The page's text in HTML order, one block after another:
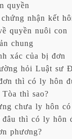
quyền
nhận kết
quyền nuôi con
chung
xác của bị đơn
hỏi Luật sư
thì có ly hôn
thì sao?
chưa ly hôn
thì có ly hôn
phương?